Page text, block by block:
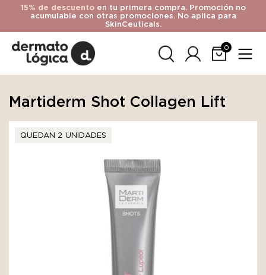
15% de descuentoen tu primera compra. Promoción no
acumulable con otras promociones. No aplica para
SkinCeuticals.
0
Martiderm Shot Collagen Lift
QUEDAN 2 UNIDADES